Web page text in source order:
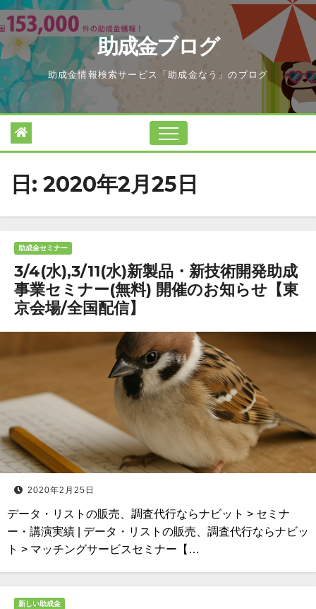
Skip
to
content
助成金ブログ
助成金情報検索サービス「助成金なう」のブログ
日: 2020年2月25日
助成金セミナー
3/4(水),3/11(水)新製品・新技術開発助成
事業セミナー(無料) 開催のお知らせ【東
京会場/全国配信】
2020年2月25日
データ・リストの販売、調査代行ならナビット > セミナ
ー・講演実績 | データ・リストの販売、調査代行ならナビッ
ト > マッチングサービスセミナー【…
新しい助成金